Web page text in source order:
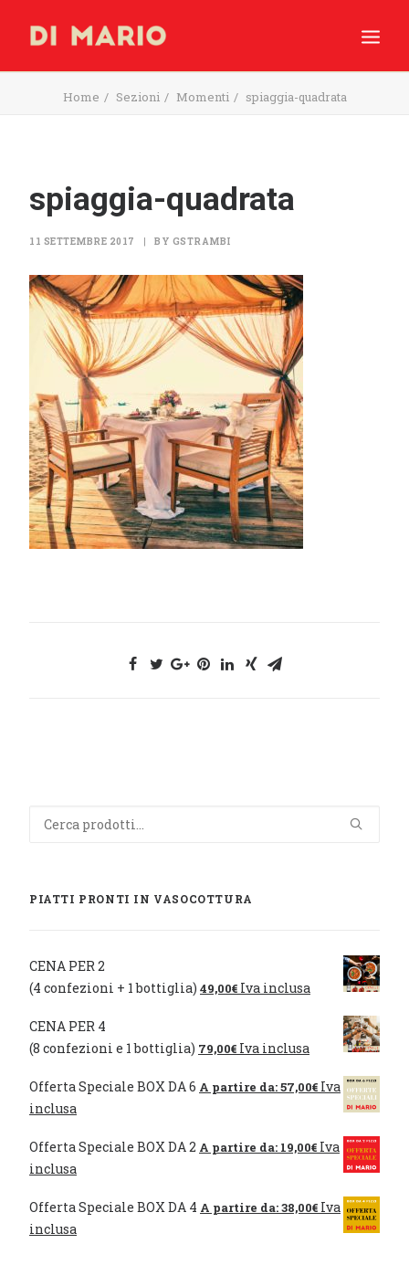
PRODUZIONE
RICERCA
CARRELLO
Home Sezioni Momenti spiaggia-quadrata
spiaggia-quadrata
11 SETTEMBRE 2017 | BY GSTRAMBI
Cerca:
PIATTI PRONTI IN VASOCOTTURA
CENA PER 2
(4 confezioni + 1 bottiglia) 49,00€ Iva inclusa
CENA PER 4
(8 confezioni e 1 bottiglia) 79,00€ Iva inclusa
Offerta Speciale BOX DA 6 A partire da:57,00€ Iva
inclusa
Offerta Speciale BOX DA 2 A partire da: 19,00€ Iva
inclusa
Offerta Speciale BOX DA 4 A partire da:38,00€ Iva
inclusa